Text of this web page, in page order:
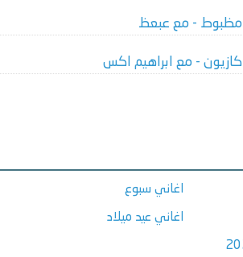
مظبوط - مع عبعظ
كازيون - مع ابراهيم اكس
اغاني سبوع
اغاني عيد ميلاد